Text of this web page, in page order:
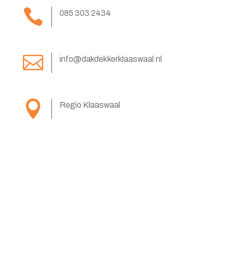
 085 303 2434
 info@dakdekkerklaaswaal.nl
 Regio Klaaswaal